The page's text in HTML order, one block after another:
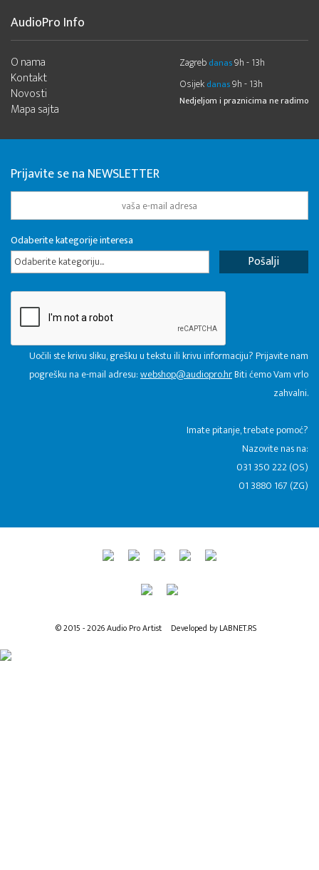
AudioPro Info
O nama
Kontakt
Novosti
Mapa sajta
Zagreb danas9h - 13h
Osijek danas9h - 13h
Nedjeljom i praznicima ne radimo
Prijavite se na NEWSLETTER
Odaberite kategorije interesa
Odaberite kategoriju...
Uočili ste krivu sliku, grešku u tekstu ili krivu informaciju? Prijavite nam
pogrešku na e-mail adresu:webshop@audiopro.hrBiti ćemo Vam vrlo
zahvalni.
​Imate pitanje, trebate pomoć?
Nazovite nas na:
031 350 222 (OS)
01 3880 167 (ZG)
© 2015 - 2026 Audio Pro Artist Developed by LABNET.RS